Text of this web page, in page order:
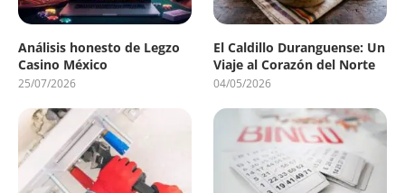
Análisis honesto de Legzo
Casino México
25/07/2026
El Caldillo Duranguense: Un
Viaje al Corazón del Norte
04/05/2026